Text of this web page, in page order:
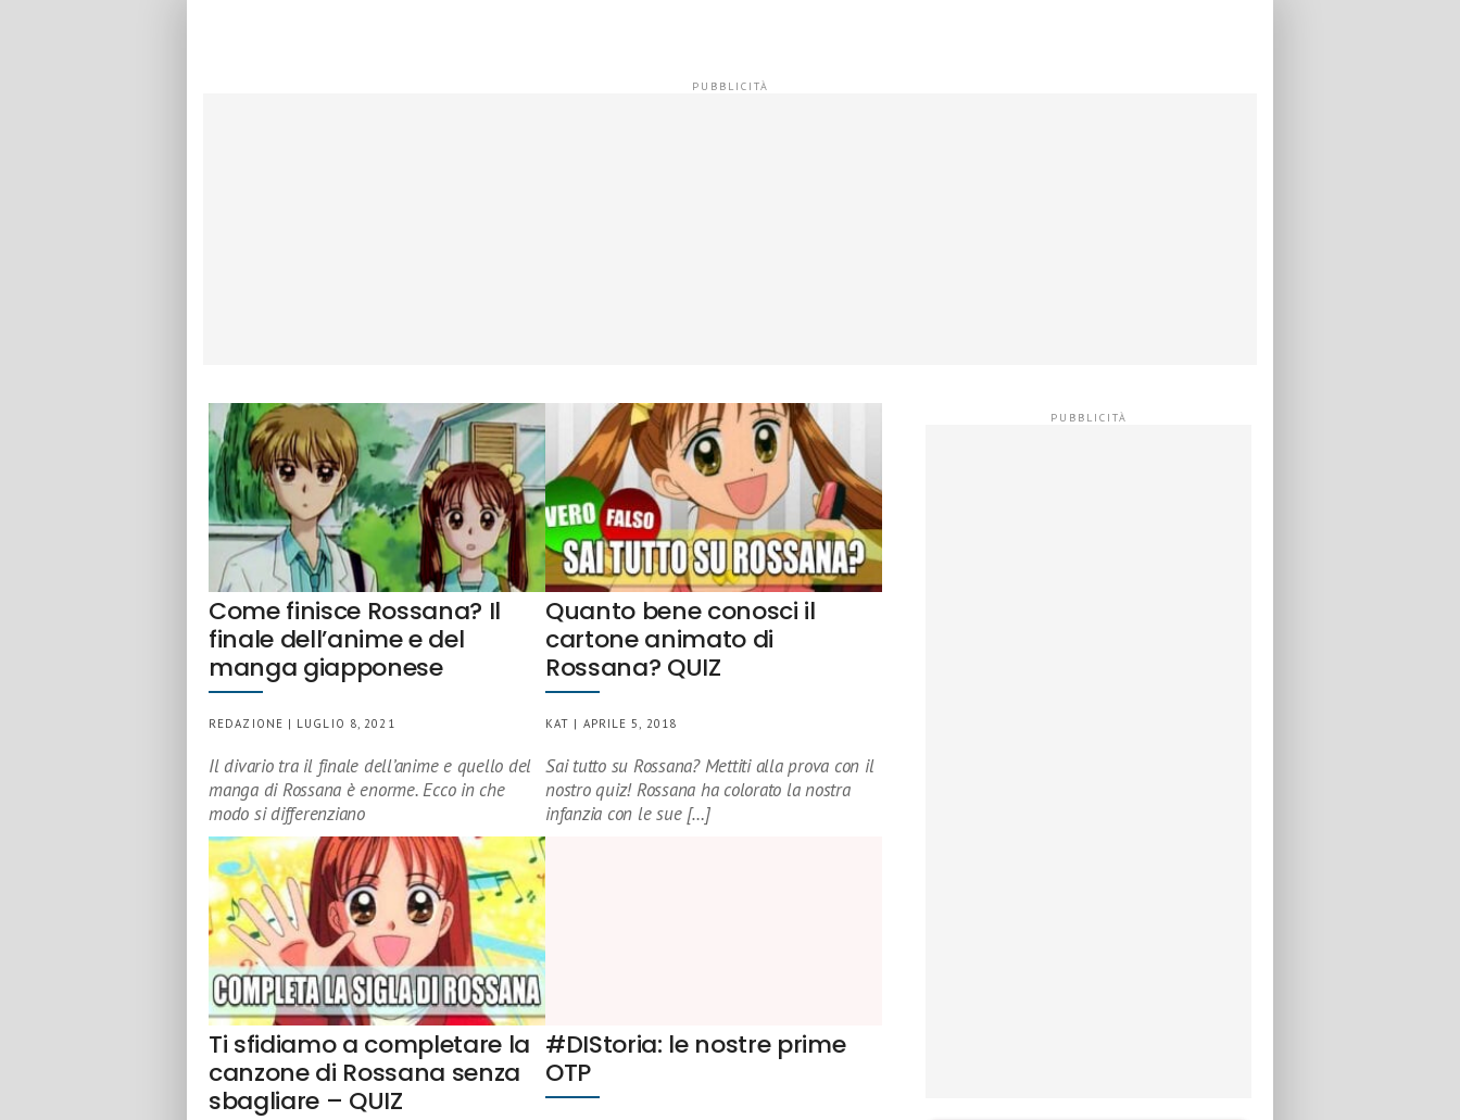
Come finisce Rossana? Il
finale dell’anime e del
manga giapponese
REDAZIONE | LUGLIO 8, 2021
Il divario tra il finale dell’anime e quello del
manga di Rossana è enorme. Ecco in che
modo si differenziano
Quanto bene conosci il
cartone animato di
Rossana? QUIZ
KAT | APRILE 5, 2018
Sai tutto su Rossana? Mettiti alla prova con il
nostro quiz! Rossana ha colorato la nostra
infanzia con le sue […]
Ti sfidiamo a completare la
canzone di Rossana senza
sbagliare – QUIZ
#DIStoria: le nostre prime
OTP